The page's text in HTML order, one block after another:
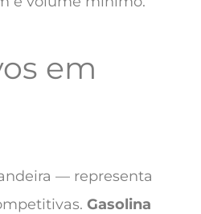
em
— representa
Gasolina